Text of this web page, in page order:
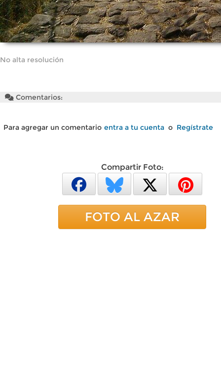
No alta resolución
Comentarios:
Para agregar un comentario entra a tu cuenta o Regístrate
Compartir Foto:
FOTO AL AZAR